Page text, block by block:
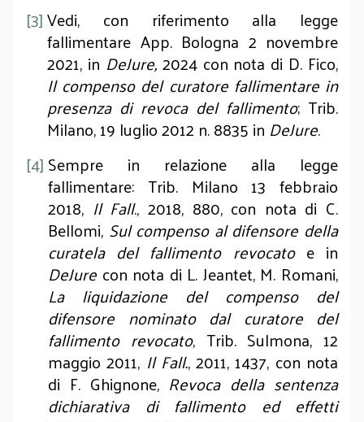
[3]Vedi, con riferimento alla legge
fallimentare App. Bologna 2 novembre
2021, in DeJure,2024 con nota di D. Fico,
Il compenso del curatore fallimentare in
presenza di revoca del fallimento; Trib.
Milano, 19 luglio 2012 n. 8835 in DeJure.
[4]Sempre in relazione alla legge
fallimentare: Trib. Milano 13 febbraio
2018, Il Fall., 2018, 880, con nota di C.
Bellomi, Sul compenso al difensore della
curatela del fallimento revocatoe in
DeJure con nota di L. Jeantet, M. Romani,
La liquidazione del compenso del
difensore nominato dal curatore del
fallimento revocato, Trib. Sulmona, 12
maggio 2011, Il Fall., 2011, 1437, con nota
di F. Ghignone, Revoca della sentenza
dichiarativa di fallimento ed effetti